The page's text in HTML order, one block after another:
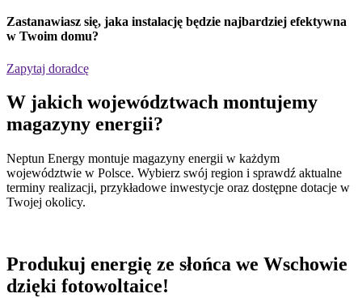
Zastanawiasz się, jaka instalację będzie najbardziej efektywna
w Twoim domu?
Zapytaj doradcę
W jakich województwach montujemy
magazyny energii?
Neptun Energy montuje magazyny energii w każdym
województwie w Polsce. Wybierz swój region i sprawdź aktualne
terminy realizacji, przykładowe inwestycje oraz dostępne dotacje w
Twojej okolicy.
Produkuj energię ze słońca we Wschowie
dzięki fotowoltaice!